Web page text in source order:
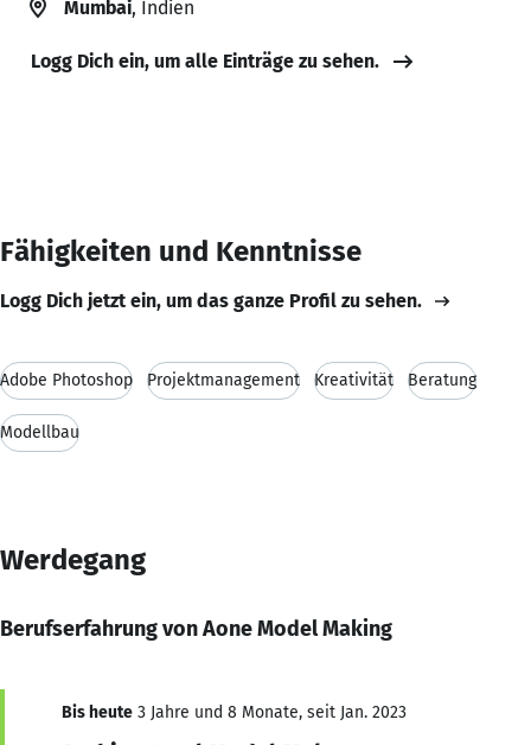
Mumbai, Indien
Logg Dich ein, um alle Einträge zu sehen.
Fähigkeiten und Kenntnisse
Logg Dich jetzt ein, um das ganze Profil zu sehen.
Adobe Photoshop Projektmanagement Kreativität Beratung
Modellbau
Werdegang
Berufserfahrung von Aone Model Making
Bis heute 3 Jahre und 8 Monate, seit Jan. 2023